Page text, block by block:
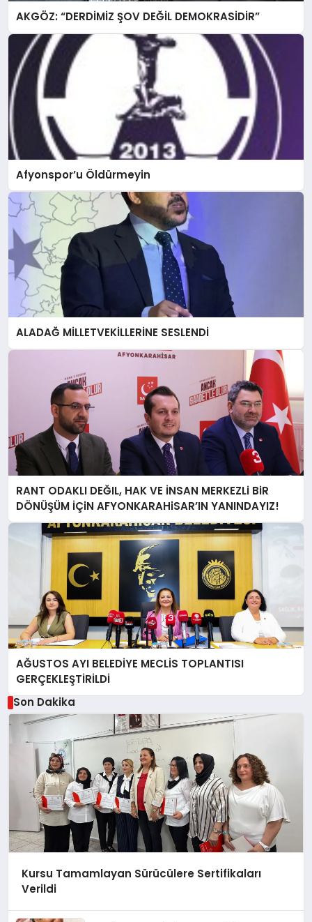
AKGÖZ: “DERDİMİZ ŞOV DEĞİL DEMOKRASİDİR”
Afyonspor’u Öldürmeyin
ALADAĞ MİLLETVEKİLLERİNE SESLENDİ
RANT ODAKLI DEĞIL, HAK VE İNSAN MERKEZLi BiR
DÖNÜŞÜM İÇiN AFYONKARAHiSAR’IN YANINDAYIZ!
AĞUSTOS AYI BELEDİYE MECLİS TOPLANTISI
GERÇEKLEŞTİRİLDİ
Son Dakika
Kursu Tamamlayan Sürücülere Sertifikaları
Verildi